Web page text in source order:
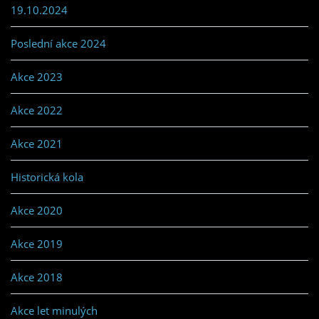
19.10.2024
Poslední akce 2024
Akce 2023
Akce 2022
Akce 2021
Historická kola
Akce 2020
Akce 2019
Akce 2018
Akce let minulých